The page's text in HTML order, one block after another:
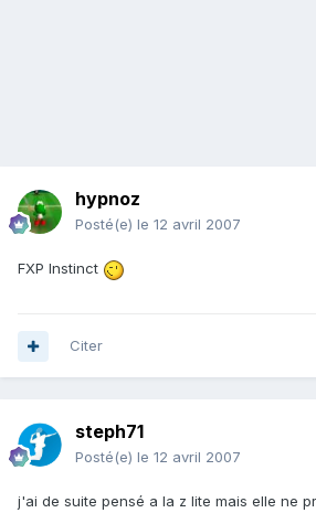
hypnoz
Posté(e) le 12 avril 2007
FXP Instinct
Citer
steph71
Posté(e) le 12 avril 2007
j'ai de suite pensé a la z lite mais elle ne